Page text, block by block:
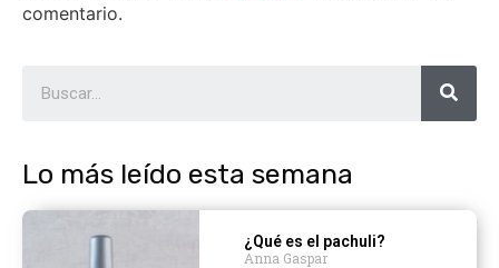
comentario.
Lo más leído esta semana
¿Qué es el pachuli?
Anna Gaspar